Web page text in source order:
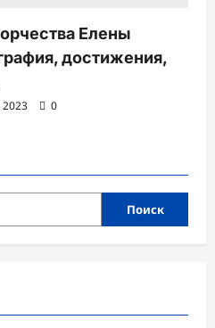
Елены
достижения,
0
Поиск